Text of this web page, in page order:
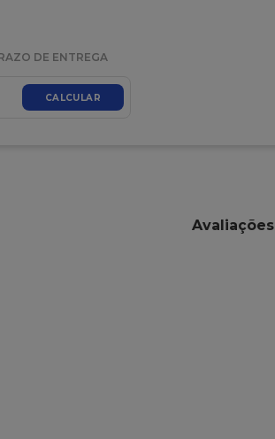
DE ENTREGA
CALCULAR
Avaliações